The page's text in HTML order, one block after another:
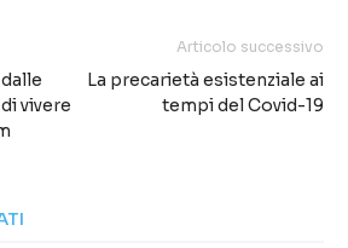
vivere
Articolo successivo
La precarietà esistenziale ai
tempi del Covid-19